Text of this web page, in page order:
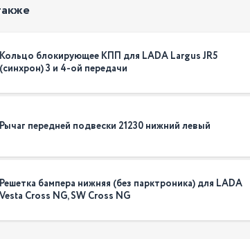
Кольцо блокирующее КПП для LADA Largus JR5
(синхрон) 3 и 4-ой передачи
Рычаг передней подвески 21230 нижний левый
Решетка бампера нижняя (без парктроника) для LADA
Vesta Cross NG, SW Cross NG